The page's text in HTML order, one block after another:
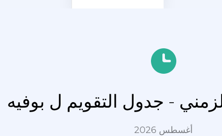
- جدول التقويم ل بوفيه
أغسطس 2026